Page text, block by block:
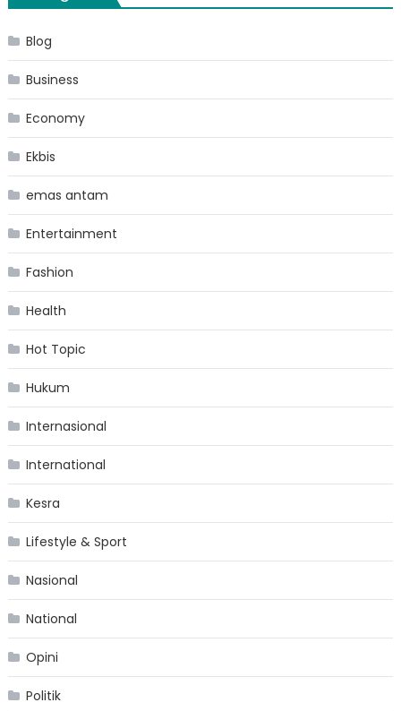
Blog
Business
Economy
Ekbis
emas antam
Entertainment
Fashion
Health
Hot Topic
Hukum
Internasional
International
Kesra
Lifestyle & Sport
Nasional
National
Opini
Politik